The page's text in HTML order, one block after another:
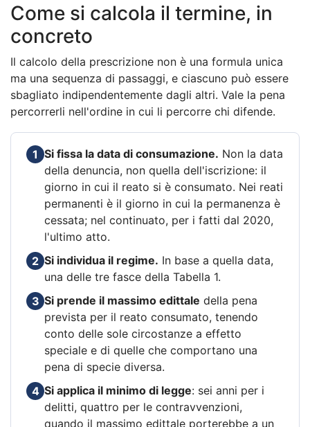
Come si calcola il termine, in
concreto
Il calcolo della prescrizione non è una formula unica
ma una sequenza di passaggi, e ciascuno può essere
sbagliato indipendentemente dagli altri. Vale la pena
percorrerli nell'ordine in cui li percorre chi difende.
1 Si fissa la data di consumazione. Non la data
della denuncia, non quella dell'iscrizione: il
giorno in cui il reato si è consumato. Nei reati
permanenti è il giorno in cui la permanenza è
cessata; nel continuato, per i fatti dal 2020,
l'ultimo atto.
2 Si individua il regime. In base a quella data,
una delle tre fasce della Tabella 1.
3 Si prende il massimo edittale della pena
prevista per il reato consumato, tenendo
conto delle sole circostanze a effetto
speciale e di quelle che comportano una
pena di specie diversa.
4 Si applica il minimo di legge: sei anni per i
delitti, quattro per le contravvenzioni,
quando il massimo edittale porterebbe a un